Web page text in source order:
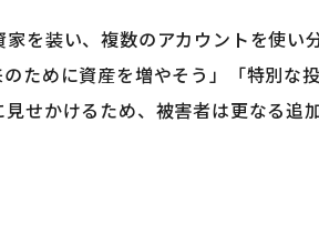
を装い、複数のアカウントを使い
ために資産を増やそう」「特別な
せかけるため、被害者は更なる追